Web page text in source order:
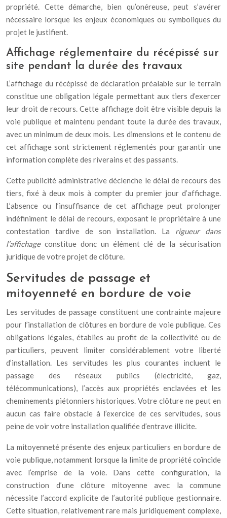
propriété. Cette démarche, bien qu’onéreuse, peut s’avérer
nécessaire lorsque les enjeux économiques ou symboliques du
projet le justifient.
Affichage réglementaire du récépissé sur
site pendant la durée des travaux
L’affichage du récépissé de déclaration préalable sur le terrain
constitue une obligation légale permettant aux tiers d’exercer
leur droit de recours. Cette affichage doit être visible depuis la
voie publique et maintenu pendant toute la durée des travaux,
avec un minimum de deux mois. Les dimensions et le contenu de
cet affichage sont strictement réglementés pour garantir une
information complète des riverains et des passants.
Cette publicité administrative déclenche le délai de recours des
tiers, fixé à deux mois à compter du premier jour d’affichage.
L’absence ou l’insuffisance de cet affichage peut prolonger
indéfiniment le délai de recours, exposant le propriétaire à une
contestation tardive de son installation. La rigueur dans
l’affichage constitue donc un élément clé de la sécurisation
juridique de votre projet de clôture.
Servitudes de passage et
mitoyenneté en bordure de voie
Les servitudes de passage constituent une contrainte majeure
pour l’installation de clôtures en bordure de voie publique. Ces
obligations légales, établies au profit de la collectivité ou de
particuliers, peuvent limiter considérablement votre liberté
d’installation. Les servitudes les plus courantes incluent le
passage des réseaux publics (électricité, gaz,
télécommunications), l’accès aux propriétés enclavées et les
cheminements piétonniers historiques. Votre clôture ne peut en
aucun cas faire obstacle à l’exercice de ces servitudes, sous
peine de voir votre installation qualifiée d’entrave illicite.
La mitoyenneté présente des enjeux particuliers en bordure de
voie publique, notamment lorsque la limite de propriété coïncide
avec l’emprise de la voie. Dans cette configuration, la
construction d’une clôture mitoyenne avec la commune
nécessite l’accord explicite de l’autorité publique gestionnaire.
Cette situation, relativement rare mais juridiquement complexe,